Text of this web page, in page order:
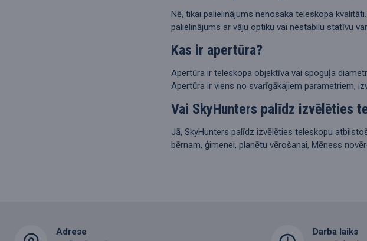
Nē, tikai palielinājums nenosaka teleskopa
palielinājums ar vāju optiku vai nestabilu statīvu
Kas ir apertūra?
Apertūra ir teleskopa objektīva vai spoguļa
Apertūra ir viens no svarīgākajiem parametriem,
Vai SkyHunters palīdz izvēlēties
Jā, SkyHunters palīdz izvēlēties teleskopu
bērnam, ģimenei, planētu vērošanai, Mēness
Adrese Darba laiks